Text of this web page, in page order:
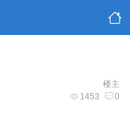
楼主
1453 0